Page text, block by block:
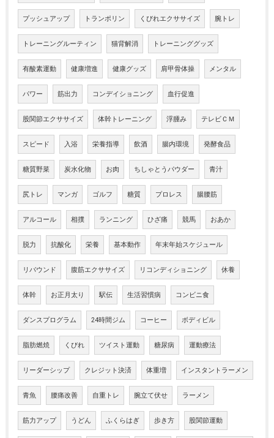
プッシュアップ トランポリン くびれエクササイズ 腕トレ
トレーニングルーティン 猫背解消 トレーニンググッズ
有酸素運動 健康増進 健康グッズ 肩甲骨体操 メンタル
パワー 筋出力 コンデイショニング 血行促進
股関節エクササイズ 体幹トレーニング 浮腫み テレビＣＭ
スピード 入浴 栄養指導 飲酒 腸内環境 発酵食品
糖質野菜 炭水化物 お肉 ちしゃとうパウダー 青汁
尻トレ マンガ ゴルフ 糖質 プロレス 腸腰筋
アルコール 相撲 ランニング ひざ痛 競馬 おあか
脱力 抗酸化 栄養 基本動作 年末年始スケジュール
リバウンド 腹筋エクササイズ リコンディショニング 休養
体幹 お正月太り 駅伝 生活習慣病 コンビニ食
ダンスプログラム 24時間ジム コーヒー ボディビル
脂肪燃焼 くびれ ツイスト運動 糖尿病 運動療法
リーダーシップ クレジット決済 体重増 インスタントラーメン
青魚 腰痛改善 自重トレ 腕立て伏せ ラーメン
筋力アップ うどん ふくらはぎ 歩き方 股関節運動